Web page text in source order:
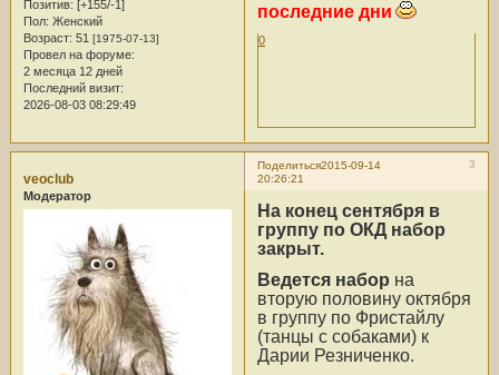
Позитив: [+155/-1]
Пол: Женский
Возраст: 51 [1975-07-13]
Провел на форуме:
2 месяца 12 дней
Последний визит:
2026-08-03 08:29:49
последние дни
0
Поделиться 3
2015-09-14
20:26:21
veoclub
Модератор
На конец сентября в
группу по ОКД набор
закрыт.
Ведется набор на
вторую половину октября
в группу по Фристайлу
(танцы с собаками) к
Дарии Резниченко.